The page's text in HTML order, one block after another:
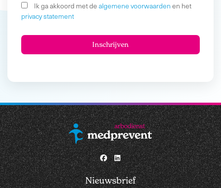
Ik ga akkoord met de algemene voorwaarden en het
privacy statement
Nieuwsbrief